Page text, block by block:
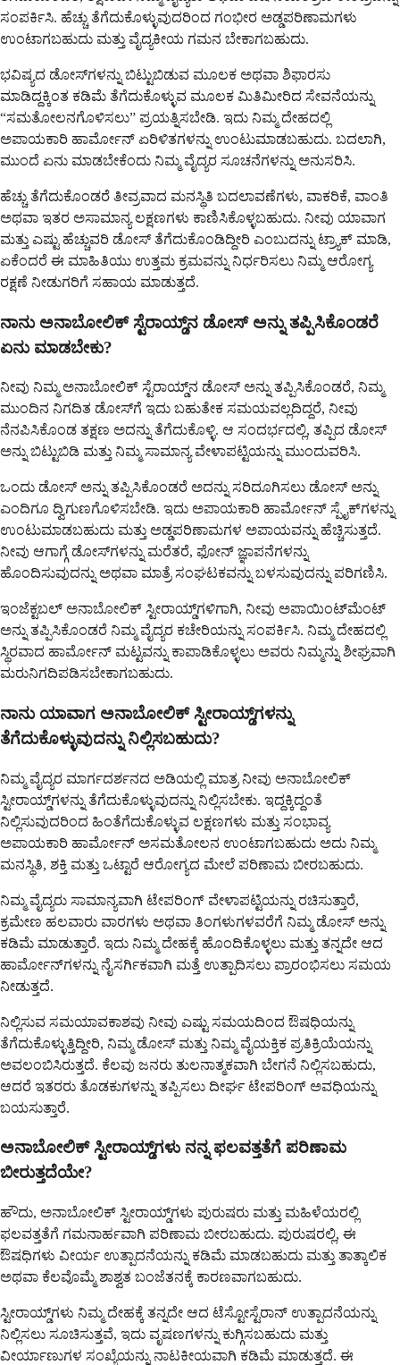
ಸಂಪರ್ಕಿಸಿ. ಹೆಚ್ಚು ತೆಗೆದುಕೊಳ್ಳುವುದರಿಂದ ಗಂಭೀರ ಅಡ್ಡಪರಿಣಾಮಗಳು
ಉಂಟಾಗಬಹುದು ಮತ್ತು ವೈದ್ಯಕೀಯ ಗಮನ ಬೇಕಾಗಬಹುದು.
ಭವಿಷ್ಯದ ಡೋಸ್‌ಗಳನ್ನು ಬಿಟ್ಟುಬಿಡುವ ಮೂಲಕ ಅಥವಾ ಶಿಫಾರಸು
ಮಾಡಿದ್ದಕ್ಕಿಂತ ಕಡಿಮೆ ತೆಗೆದುಕೊಳ್ಳುವ ಮೂಲಕ ಮಿತಿಮೀರಿದ ಸೇವನೆಯನ್ನು
“ಸಮತೋಲನಗೊಳಿಸಲು” ಪ್ರಯತ್ನಿಸಬೇಡಿ. ಇದು ನಿಮ್ಮ ದೇಹದಲ್ಲಿ
ಅಪಾಯಕಾರಿ ಹಾರ್ಮೋನ್ ಏರಿಳಿತಗಳನ್ನು ಉಂಟುಮಾಡಬಹುದು. ಬದಲಾಗಿ,
ಮುಂದೆ ಏನು ಮಾಡಬೇಕೆಂದು ನಿಮ್ಮ ವೈದ್ಯರ ಸೂಚನೆಗಳನ್ನು ಅನುಸರಿಸಿ.
ಹೆಚ್ಚು ತೆಗೆದುಕೊಂಡರೆ ತೀವ್ರವಾದ ಮನಸ್ಥಿತಿ ಬದಲಾವಣೆಗಳು, ವಾಕರಿಕೆ, ವಾಂತಿ
ಅಥವಾ ಇತರ ಅಸಾಮಾನ್ಯ ಲಕ್ಷಣಗಳು ಕಾಣಿಸಿಕೊಳ್ಳಬಹುದು. ನೀವು ಯಾವಾಗ
ಮತ್ತು ಎಷ್ಟು ಹೆಚ್ಚುವರಿ ಡೋಸ್ ತೆಗೆದುಕೊಂಡಿದ್ದೀರಿ ಎಂಬುದನ್ನು ಟ್ರ್ಯಾಕ್ ಮಾಡಿ,
ಏಕೆಂದರೆ ಈ ಮಾಹಿತಿಯು ಉತ್ತಮ ಕ್ರಮವನ್ನು ನಿರ್ಧರಿಸಲು ನಿಮ್ಮ ಆರೋಗ್ಯ
ರಕ್ಷಣೆ ನೀಡುಗರಿಗೆ ಸಹಾಯ ಮಾಡುತ್ತದೆ.
ನಾನು ಅನಾಬೋಲಿಕ್ ಸ್ಟೆರಾಯ್ಡ್‌ನ ಡೋಸ್ ಅನ್ನು ತಪ್ಪಿಸಿಕೊಂಡರೆ
ಏನು ಮಾಡಬೇಕು?
ನೀವು ನಿಮ್ಮ ಅನಾಬೋಲಿಕ್ ಸ್ಟೆರಾಯ್ಡ್‌ನ ಡೋಸ್ ಅನ್ನು ತಪ್ಪಿಸಿಕೊಂಡರೆ, ನಿಮ್ಮ
ಮುಂದಿನ ನಿಗದಿತ ಡೋಸ್‌ಗೆ ಇದು ಬಹುತೇಕ ಸಮಯವಲ್ಲದಿದ್ದರೆ, ನೀವು
ನೆನಪಿಸಿಕೊಂಡ ತಕ್ಷಣ ಅದನ್ನು ತೆಗೆದುಕೊಳ್ಳಿ. ಆ ಸಂದರ್ಭದಲ್ಲಿ, ತಪ್ಪಿದ ಡೋಸ್
ಅನ್ನು ಬಿಟ್ಟುಬಿಡಿ ಮತ್ತು ನಿಮ್ಮ ಸಾಮಾನ್ಯ ವೇಳಾಪಟ್ಟಿಯನ್ನು ಮುಂದುವರಿಸಿ.
ಒಂದು ಡೋಸ್ ಅನ್ನು ತಪ್ಪಿಸಿಕೊಂಡರೆ ಅದನ್ನು ಸರಿದೂಗಿಸಲು ಡೋಸ್ ಅನ್ನು
ಎಂದಿಗೂ ದ್ವಿಗುಣಗೊಳಿಸಬೇಡಿ. ಇದು ಅಪಾಯಕಾರಿ ಹಾರ್ಮೋನ್ ಸ್ಪೈಕ್‌ಗಳನ್ನು
ಉಂಟುಮಾಡಬಹುದು ಮತ್ತು ಅಡ್ಡಪರಿಣಾಮಗಳ ಅಪಾಯವನ್ನು ಹೆಚ್ಚಿಸುತ್ತದೆ.
ನೀವು ಆಗಾಗ್ಗೆ ಡೋಸ್‌ಗಳನ್ನು ಮರೆತರೆ, ಫೋನ್ ಜ್ಞಾಪನೆಗಳನ್ನು
ಹೊಂದಿಸುವುದನ್ನು ಅಥವಾ ಮಾತ್ರೆ ಸಂಘಟಕವನ್ನು ಬಳಸುವುದನ್ನು ಪರಿಗಣಿಸಿ.
ಇಂಜೆಕ್ಟಬಲ್ ಅನಾಬೋಲಿಕ್ ಸ್ಟೀರಾಯ್ಡ್‌ಗಳಿಗಾಗಿ, ನೀವು ಅಪಾಯಿಂಟ್‌ಮೆಂಟ್
ಅನ್ನು ತಪ್ಪಿಸಿಕೊಂಡರೆ ನಿಮ್ಮ ವೈದ್ಯರ ಕಚೇರಿಯನ್ನು ಸಂಪರ್ಕಿಸಿ. ನಿಮ್ಮ ದೇಹದಲ್ಲಿ
ಸ್ಥಿರವಾದ ಹಾರ್ಮೋನ್ ಮಟ್ಟವನ್ನು ಕಾಪಾಡಿಕೊಳ್ಳಲು ಅವರು ನಿಮ್ಮನ್ನು ಶೀಘ್ರವಾಗಿ
ಮರುನಿಗದಿಪಡಿಸಬೇಕಾಗಬಹುದು.
ನಾನು ಯಾವಾಗ ಅನಾಬೋಲಿಕ್ ಸ್ಟೀರಾಯ್ಡ್‌ಗಳನ್ನು
ತೆಗೆದುಕೊಳ್ಳುವುದನ್ನು ನಿಲ್ಲಿಸಬಹುದು?
ನಿಮ್ಮ ವೈದ್ಯರ ಮಾರ್ಗದರ್ಶನದ ಅಡಿಯಲ್ಲಿ ಮಾತ್ರ ನೀವು ಅನಾಬೋಲಿಕ್
ಸ್ಟೀರಾಯ್ಡ್‌ಗಳನ್ನು ತೆಗೆದುಕೊಳ್ಳುವುದನ್ನು ನಿಲ್ಲಿಸಬೇಕು. ಇದ್ದಕ್ಕಿದ್ದಂತೆ
ನಿಲ್ಲಿಸುವುದರಿಂದ ಹಿಂತೆಗೆದುಕೊಳ್ಳುವ ಲಕ್ಷಣಗಳು ಮತ್ತು ಸಂಭಾವ್ಯ
ಅಪಾಯಕಾರಿ ಹಾರ್ಮೋನ್ ಅಸಮತೋಲನ ಉಂಟಾಗಬಹುದು ಅದು ನಿಮ್ಮ
ಮನಸ್ಥಿತಿ, ಶಕ್ತಿ ಮತ್ತು ಒಟ್ಟಾರೆ ಆರೋಗ್ಯದ ಮೇಲೆ ಪರಿಣಾಮ ಬೀರಬಹುದು.
ನಿಮ್ಮ ವೈದ್ಯರು ಸಾಮಾನ್ಯವಾಗಿ ಟೇಪರಿಂಗ್ ವೇಳಾಪಟ್ಟಿಯನ್ನು ರಚಿಸುತ್ತಾರೆ,
ಕ್ರಮೇಣ ಹಲವಾರು ವಾರಗಳು ಅಥವಾ ತಿಂಗಳುಗಳವರೆಗೆ ನಿಮ್ಮ ಡೋಸ್ ಅನ್ನು
ಕಡಿಮೆ ಮಾಡುತ್ತಾರೆ. ಇದು ನಿಮ್ಮ ದೇಹಕ್ಕೆ ಹೊಂದಿಕೊಳ್ಳಲು ಮತ್ತು ತನ್ನದೇ ಆದ
ಹಾರ್ಮೋನ್‌ಗಳನ್ನು ನೈಸರ್ಗಿಕವಾಗಿ ಮತ್ತೆ ಉತ್ಪಾದಿಸಲು ಪ್ರಾರಂಭಿಸಲು ಸಮಯ
ನೀಡುತ್ತದೆ.
ನಿಲ್ಲಿಸುವ ಸಮಯಾವಕಾಶವು ನೀವು ಎಷ್ಟು ಸಮಯದಿಂದ ಔಷಧಿಯನ್ನು
ತೆಗೆದುಕೊಳ್ಳುತ್ತಿದ್ದೀರಿ, ನಿಮ್ಮ ಡೋಸ್ ಮತ್ತು ನಿಮ್ಮ ವೈಯಕ್ತಿಕ ಪ್ರತಿಕ್ರಿಯೆಯನ್ನು
ಅವಲಂಬಿಸಿರುತ್ತದೆ. ಕೆಲವು ಜನರು ತುಲನಾತ್ಮಕವಾಗಿ ಬೇಗನೆ ನಿಲ್ಲಿಸಬಹುದು,
ಆದರೆ ಇತರರು ತೊಡಕುಗಳನ್ನು ತಪ್ಪಿಸಲು ದೀರ್ಘ ಟೇಪರಿಂಗ್ ಅವಧಿಯನ್ನು
ಬಯಸುತ್ತಾರೆ.
ಅನಾಬೋಲಿಕ್ ಸ್ಟೀರಾಯ್ಡ್‌ಗಳು ನನ್ನ ಫಲವತ್ತತೆಗೆ ಪರಿಣಾಮ
ಬೀರುತ್ತದೆಯೇ?
ಹೌದು, ಅನಾಬೋಲಿಕ್ ಸ್ಟೀರಾಯ್ಡ್‌ಗಳು ಪುರುಷರು ಮತ್ತು ಮಹಿಳೆಯರಲ್ಲಿ
ಫಲವತ್ತತೆಗೆ ಗಮನಾರ್ಹವಾಗಿ ಪರಿಣಾಮ ಬೀರಬಹುದು. ಪುರುಷರಲ್ಲಿ, ಈ
ಔಷಧಿಗಳು ವೀರ್ಯ ಉತ್ಪಾದನೆಯನ್ನು ಕಡಿಮೆ ಮಾಡಬಹುದು ಮತ್ತು ತಾತ್ಕಾಲಿಕ
ಅಥವಾ ಕೆಲವೊಮ್ಮೆ ಶಾಶ್ವತ ಬಂಜೆತನಕ್ಕೆ ಕಾರಣವಾಗಬಹುದು.
ಸ್ಟೀರಾಯ್ಡ್‌ಗಳು ನಿಮ್ಮ ದೇಹಕ್ಕೆ ತನ್ನದೇ ಆದ ಟೆಸ್ಟೋಸ್ಟೆರಾನ್ ಉತ್ಪಾದನೆಯನ್ನು
ನಿಲ್ಲಿಸಲು ಸೂಚಿಸುತ್ತವೆ, ಇದು ವೃಷಣಗಳನ್ನು ಕುಗ್ಗಿಸಬಹುದು ಮತ್ತು
ವೀರ್ಯಾಣುಗಳ ಸಂಖ್ಯೆಯನ್ನು ನಾಟಕೀಯವಾಗಿ ಕಡಿಮೆ ಮಾಡುತ್ತದೆ. ಈ